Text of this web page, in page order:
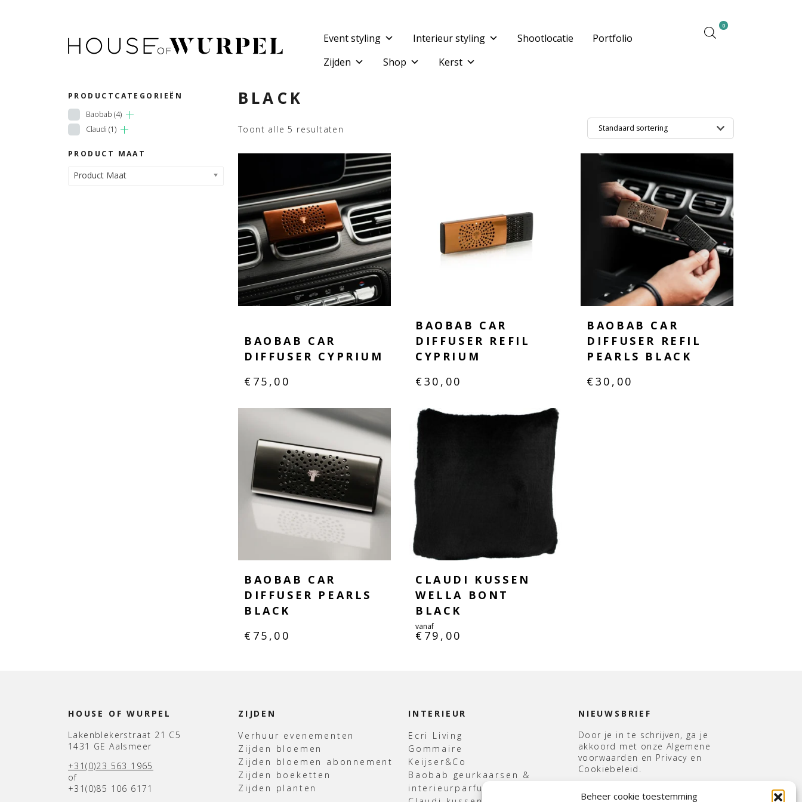
Beheer cookie toestemming
Event styling Interieur styling Shootlocatie
Portfolio
Zijden
Shop Kerst
0
PRODUCTCATEGORIEËN
Baobab (4)
Claudi (1)
PRODUCT MAAT
Product Maat
BLACK
Toont alle 5 resultaten
BAOBAB CAR
DIFFUSER CYPRIUM
€ 75,00
BAOBAB CAR
DIFFUSER REFIL
CYPRIUM
€30,00
BAOBAB CAR
DIFFUSER REFIL
PEARLS BLACK
€30,00
BAOBAB CAR
DIFFUSER PEARLS
BLACK
€ 75,00
CLAUDI KUSSEN
WELLA BONT
BLACK
vanaf
€ 79,00
HOUSE OF WURPEL
Lakenblekerstraat 21 C5
1431 GE Aalsmeer
+31(0)23 563 1965
of
+31(0)85 106 6171
ZIJDEN
Verhuur evenementen
Zijden bloemen
Zijden bloemen abonnement
Zijden boeketten
Zijden planten
INTERIEUR
Ecri Living
Gommaire
Keijser&Co
Baobab geurkaarsen &
interieurparfum
NIEUWSBRIEF
Door je in te schrijven, ga je
akkoord met onze Algemene
voorwaarden en Privacy en
Cookiebeleid.